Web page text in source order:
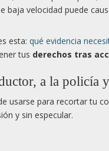
baja velocidad puede
esta: qué evidencia
tus derechos tras
a la policía
usarse para recortar tu
y sin especular.